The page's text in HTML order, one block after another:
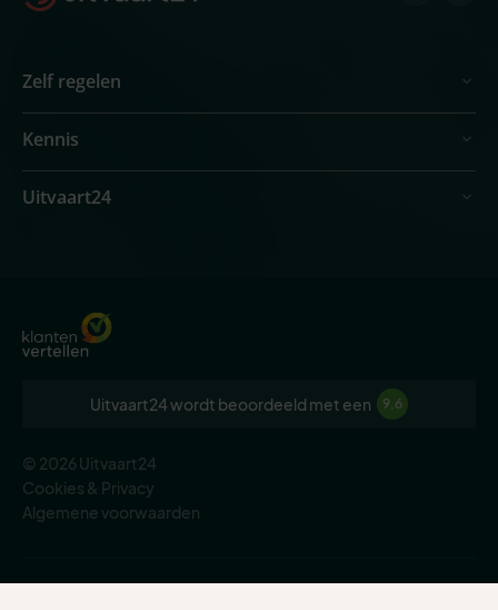
Zelf regelen
Kennis
Uitvaart24
Uitvaart24 wordt beoordeeld met een 9,6
© 2026 Uitvaart24
Cookies & Privacy
Algemene voorwaarden